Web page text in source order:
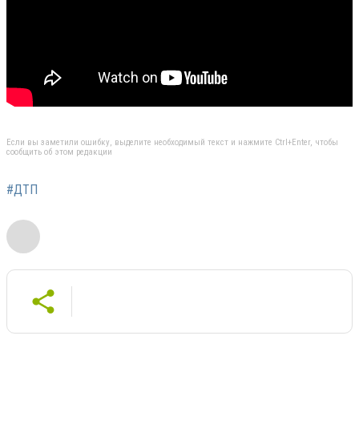
Если вы заметили ошибку, выделите необходимый текст и нажмите Ctrl+Enter, чтобы
сообщить об этом редакции
#ДТП